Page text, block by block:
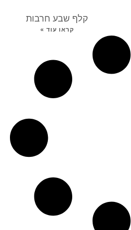
קלף שבע חרבות
קראו עוד »